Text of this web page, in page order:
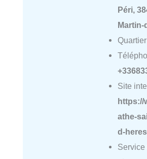
Péri,
Martin-
Site
https://
athe-
d-
Service